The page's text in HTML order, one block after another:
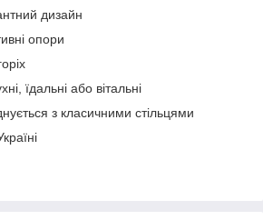
дизайн
опори
їдальні або вітальні
з класичними стільцями